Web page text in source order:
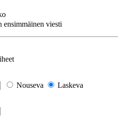
ensimmäinen viesti
Nouseva
Laskeva